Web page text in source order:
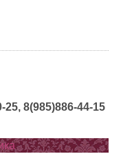
25, 8(985)886-44-15